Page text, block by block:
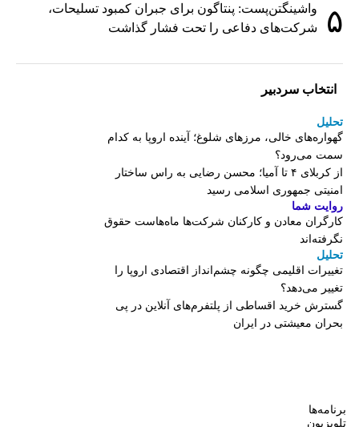
۵
واشینگتن‌پست: پنتاگون برای جبران کمبود تسلیحات،
شرکت‌های دفاعی را تحت فشار گذاشت
انتخاب سردبیر
تحلیل
گهواره‌های خالی، مرزهای شلوغ؛ آینده اروپا به کدام
سمت می‌رود؟
از کربلای ۴ تا آمیا؛ محسن رضایی به راس ساختار
امنیتی جمهوری اسلامی رسید
روایت شما
کارگران معادن و کارکنان شرکت‌ها ماه‌هاست حقوق
نگرفته‌اند
تحلیل
تغییرات اقلیمی چگونه چشم‌انداز اقتصادی اروپا را
تغییر می‌دهد؟
گسترش خرید اقساطی از پلتفرم‌های آنلاین در پی
بحران معیشتی در ایران
برنامه‌ها
تلویزیون